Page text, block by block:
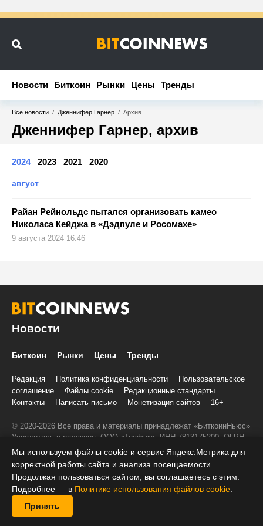
Новости Биткоин Рынки Цены Тренды
Новости Биткоин Рынки Цены Тренды
Все новости / Дженнифер Гарнер / Архив
Дженнифер Гарнер, архив
2024 2023 2021 2020
август
Райан Рейнольдс пытался организовать камео
Николаса Кейджа в «Дэдпуле и Росомахе»
9 августа 2024 16:46
Новости
Биткоин Рынки Цены Тренды
Редакция Политика конфиденциальности
Пользовательское
соглашение
Файлы cookie
Редакционные стандарты
Контакты
Написать письмо Монетизация сайтов 16+
© 2020-2026 Все права и материалы принадлежат «БиткоинНьюс»
Учредитель и редакция: ООО «Трафик», ИНН 7813175200, ОГРН
1027806866724, 197022, г. Санкт-Петербург, ул. Льва Толстого, д.
1–3, литер А, помещение 40-Н, комната 12
При копировании информации ставить активную ссылку на
BitcoinNews.ru:
Мы используем файлы cookie и сервис Яндекс.Метрика для
корректной работы сайта и анализа посещаемости.
Продолжая пользоваться сайтом, вы соглашаетесь с этим.
Подробнее — в Политике использования файлов cookie
Принять